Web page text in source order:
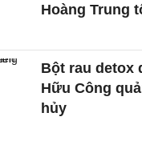
Hoàng Trung
Bột rau detox
Hữu Công
hủy